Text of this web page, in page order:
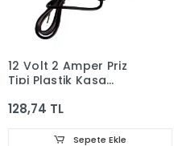
12 Volt 2 Amper Priz
Tipi Plastik Kasa
128,74 TL
Sepete Ekle